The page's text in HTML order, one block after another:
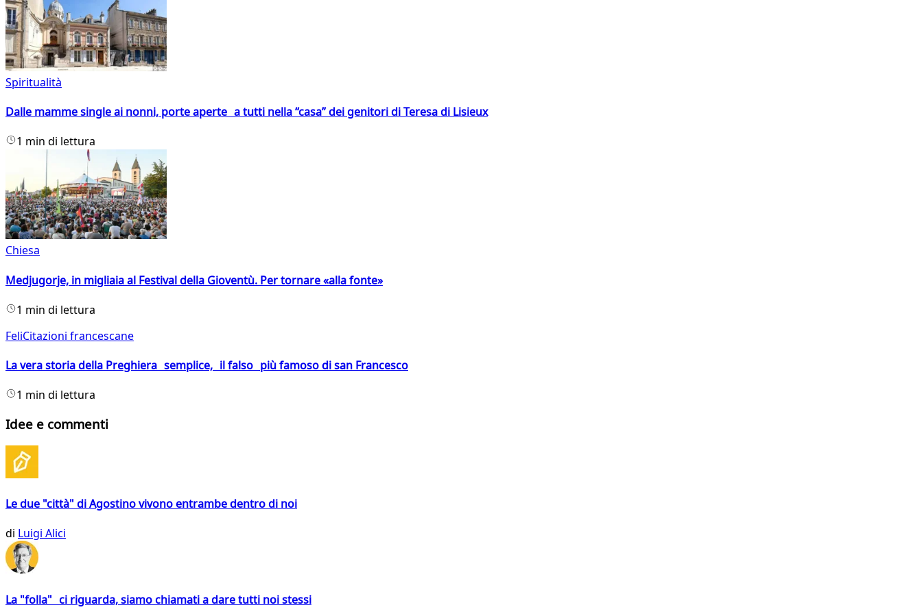
Spiritualità
Dalle mamme single ai nonni, porte aperte a tutti nella “casa” dei genitori di Teresa di Lisieux
1 min di lettura
Chiesa
Medjugorje, in migliaia al Festival della Gioventù. Per tornare «alla fonte»
1 min di lettura
FeliCitazioni francescane
La vera storia della Preghiera semplice, il falso più famoso di san Francesco
1 min di lettura
Idee e commenti
Le due "città" di Agostino vivono entrambe dentro di noi
di Luigi Alici
La "folla" ci riguarda, siamo chiamati a dare tutti noi stessi